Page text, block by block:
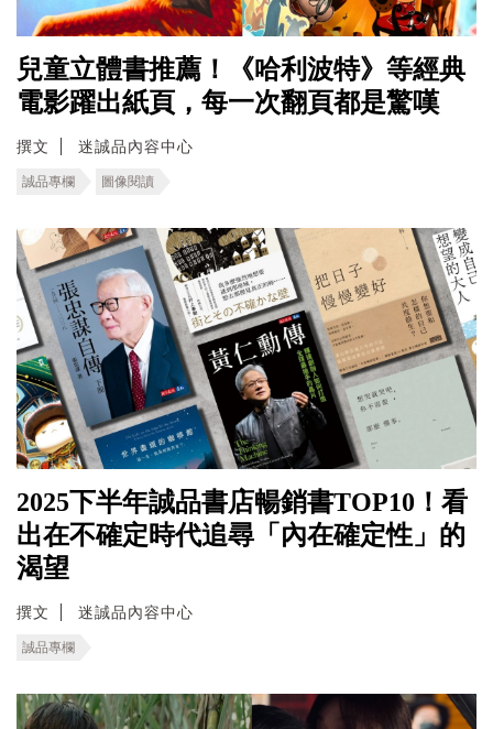
兒童立體書推薦！《哈利波特》等經典
電影躍出紙頁，每一次翻頁都是驚嘆
撰文 迷誠品內容中心
誠品專欄 圖像閱讀
2025下半年誠品書店暢銷書TOP10！看
出在不確定時代追尋「內在確定性」的
渴望
撰文 迷誠品內容中心
誠品專欄